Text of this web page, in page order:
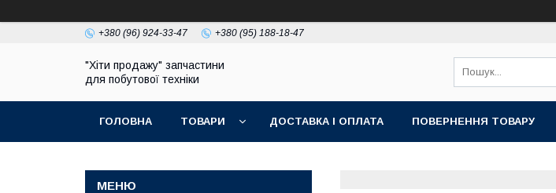
+380 (96) 924-33-47 +380 (95) 188-18-47
"Хіти продажу" запчастини
для побутової техніки
ГОЛОВНА ТОВАРИ ДОСТАВКА І ОПЛАТА ПОВЕРНЕННЯ ТОВАРУ